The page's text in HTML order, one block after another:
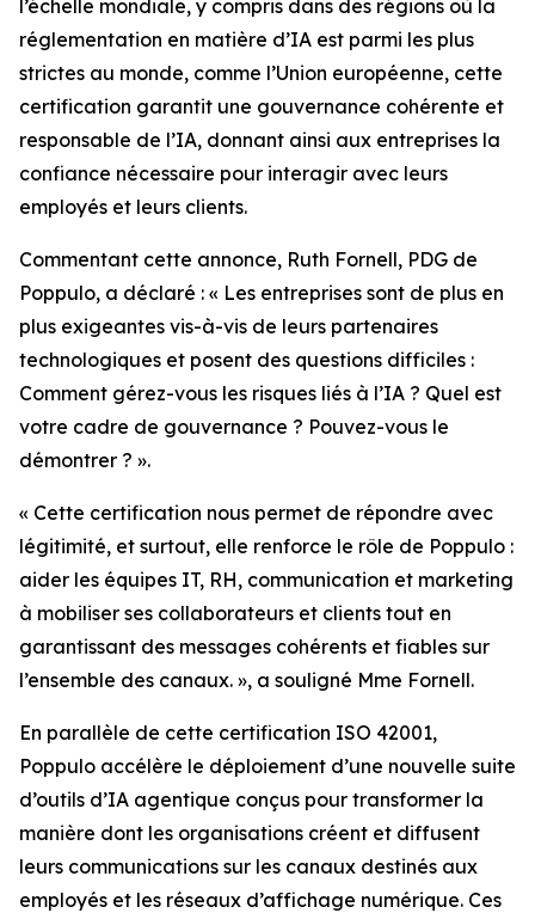
l’échelle mondiale, y compris dans des régions où la
réglementation en matière d’IA est parmi les plus
strictes au monde, comme l’Union européenne, cette
certification garantit une gouvernance cohérente et
responsable de l’IA, donnant ainsi aux entreprises la
confiance nécessaire pour interagir avec leurs
employés et leurs clients.
Commentant cette annonce, Ruth Fornell, PDG de
Poppulo, a déclaré : « Les entreprises sont de plus en
plus exigeantes vis-à-vis de leurs partenaires
technologiques et posent des questions difficiles :
Comment gérez-vous les risques liés à l’IA ? Quel est
votre cadre de gouvernance ? Pouvez-vous le
démontrer ? ».
« Cette certification nous permet de répondre avec
légitimité, et surtout, elle renforce le rôle de Poppulo :
aider les équipes IT, RH, communication et marketing
à mobiliser ses collaborateurs et clients tout en
garantissant des messages cohérents et fiables sur
l’ensemble des canaux. », a souligné Mme Fornell.
En parallèle de cette certification ISO 42001,
Poppulo accélère le déploiement d’une nouvelle suite
d’outils d’IA agentique conçus pour transformer la
manière dont les organisations créent et diffusent
leurs communications sur les canaux destinés aux
employés et les réseaux d’affichage numérique. Ces